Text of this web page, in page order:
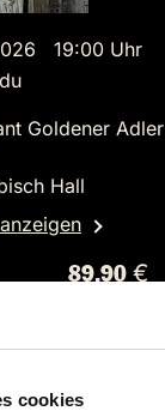
cookies
19:00 Uhr
Goldener Adler
Hall
89,90 €